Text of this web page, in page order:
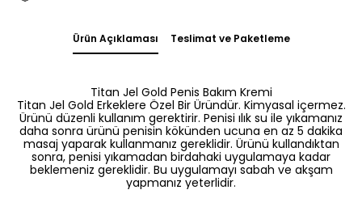
Ürün Açıklaması Teslimat ve Paketleme
Titan Jel Gold Penis Bakım Kremi
Titan Jel Gold Erkeklere Özel Bir Üründür. Kimyasal içermez.
Ürünü düzenli kullanım gerektirir. Penisi ılık su ile yıkamanız
daha sonra ürünü penisin kökünden ucuna en az 5 dakika
masaj yaparak kullanmanız gereklidir. Ürünü kullandıktan
sonra, penisi yıkamadan birdahaki uygulamaya kadar
beklemeniz gereklidir. Bu uygulamayı sabah ve akşam
yapmanız yeterlidir.